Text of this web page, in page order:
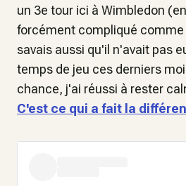
un 3e tour ici à Wimbledon
forcément compliqué comme
savais aussi qu'il n'avait pas
temps de jeu ces derniers
chance, j'ai réussi à rester
C'est ce qui a fait la